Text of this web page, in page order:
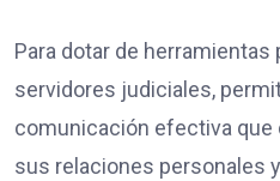
Para dotar de herramientas
servidores judiciales,
comunicación efectiva que
sus relaciones personales